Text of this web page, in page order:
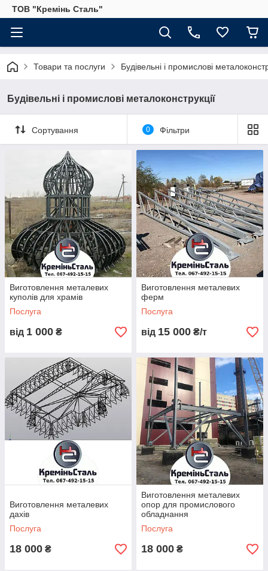
ТОВ "Кремінь Сталь"
Товари та послуги Будівельні і промислові
Будівельні і промислові металоконструкції
Сортування 0 Фільтри
Виготовлення металевих
куполів для храмів
Послуга
від 1 000 ₴
Виготовлення металевих
ферм
Послуга
від 15 000 ₴/т
Виготовлення металевих
дахів
Послуга
18 000 ₴
Виготовлення металевих
опор для промислового
обладнання
Послуга
18 000 ₴